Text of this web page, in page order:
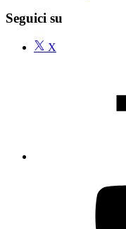
Seguici su
X